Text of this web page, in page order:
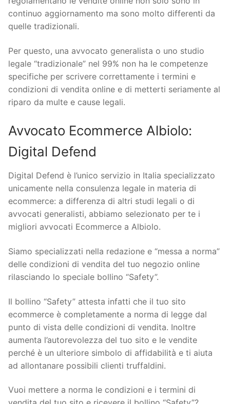
continuo aggiornamento ma sono molto differenti da
quelle tradizionali.
Per questo, una avvocato generalista o uno studio
legale “tradizionale” nel 99% non ha le competenze
specifiche per scrivere correttamente i termini e
condizioni di vendita online e di metterti seriamente al
riparo da multe e cause legali.
Avvocato Ecommerce Albiolo:
Digital Defend
Digital Defend è l’unico servizio in Italia specializzato
unicamente nella consulenza legale in materia di
ecommerce: a differenza di altri studi legali o di
avvocati generalisti, abbiamo selezionato per te i
migliori avvocati Ecommerce a Albiolo.
Siamo specializzati nella redazione e “messa a norma”
delle condizioni di vendita del tuo negozio online
rilasciando lo speciale bollino “Safety”.
Il bollino “Safety” attesta infatti che il tuo sito
ecommerce è completamente a norma di legge dal
punto di vista delle condizioni di vendita. Inoltre
aumenta l’autorevolezza del tuo sito e le vendite
perché è un ulteriore simbolo di affidabilità e ti aiuta
ad allontanare possibili clienti truffaldini.
Vuoi mettere a norma le condizioni e i termini di